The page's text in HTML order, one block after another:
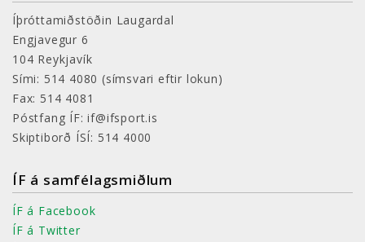
Íþróttamiðstöðin Laugardal
Engjavegur 6
104 Reykjavík
Sími: 514 4080(símsvari eftir lokun)
Fax: 514 4081
Póstfang ÍF: if@ifsport.is
Skiptiborð ÍSÍ: 514 4000
ÍF á samfélagsmiðlum
ÍF á Facebook
ÍF á Twitter